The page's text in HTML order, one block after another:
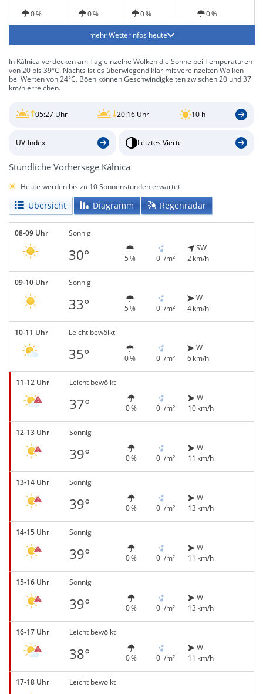
0 % 0 % 0 % 0 %
mehr Wetterinfos heute
In Kálnica verdecken am Tag einzelne Wolken die Sonne bei Temperaturen
von 20 bis 39°C. Nachts ist es überwiegend klar mit vereinzelten Wolken
bei Werten von 24°C. Böen können Geschwindigkeiten zwischen 20 und 37
km/h erreichen.
05:27 Uhr 20:16 Uhr 10 h
UV-Index Letztes Viertel
Stündliche Vorhersage Kálnica
Heute werden bis zu 10 Sonnenstunden erwartet
Übersicht Diagramm Regenradar
08-09 Uhr Sonnig
30° 5 % 0 l/m²
SW
2 km/h
09-10 Uhr Sonnig
33° 5 % 0 l/m²
W
4 km/h
10-11 Uhr Leicht bewölkt
35° 0 % 0 l/m²
W
6 km/h
11-12 Uhr Leicht bewölkt
37° 0 % 0 l/m²
W
10 km/h
12-13 Uhr Sonnig
39° 0 % 0 l/m²
W
11 km/h
13-14 Uhr Sonnig
39° 0 % 0 l/m²
W
13 km/h
14-15 Uhr Sonnig
39° 0 % 0 l/m²
W
11 km/h
15-16 Uhr Sonnig
39° 0 % 0 l/m²
W
13 km/h
16-17 Uhr Leicht bewölkt
38° 0 % 0 l/m²
W
11 km/h
17-18 Uhr
Leicht bewölkt